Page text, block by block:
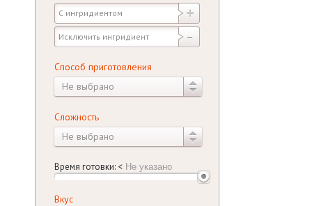
Способ приготовления
Не выбрано
Сложность
Не выбрано
Время готовки: <
Вкус